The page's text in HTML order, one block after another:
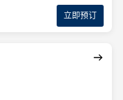
立即预订